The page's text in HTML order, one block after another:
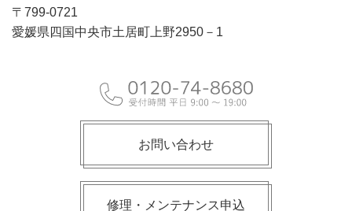
〒799-0721
愛媛県四国中央市土居町上野2950－1
お問い合わせ
修理・メンテナンス申込